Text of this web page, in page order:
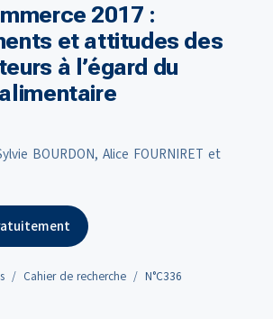
2017 :
et attitudes des
à l’égard du
BOURDON, Alice FOURNIRET et
Cahier de recherche N°C336